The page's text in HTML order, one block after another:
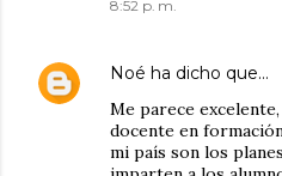
8:52 p. m.
Noé ha dicho que…
Me parece
docente en
mi país son los